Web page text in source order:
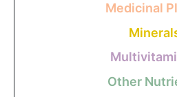
Medicinal
Other